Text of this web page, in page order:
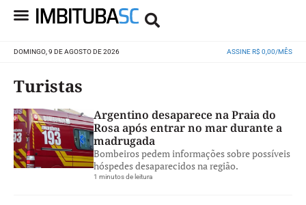
DOMINGO, 9 DE AGOSTO DE 2026 ASSINE R$ 0,00/MÊS
Turistas
Argentino desaparece na Praia do
Rosa após entrar no mar durante a
madrugada
Bombeiros pedem informações sobre possíveis
hóspedes desaparecidos na região.
1 minutos de leitura